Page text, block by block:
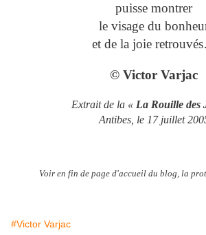
puisse montrer
le visage du
et de la joie
© Victor Varjac
Extrait de la « La Rouille des
Antibes, le 17 juillet
Voir en fin de page d'accueil du blog, la
#Victor Varjac